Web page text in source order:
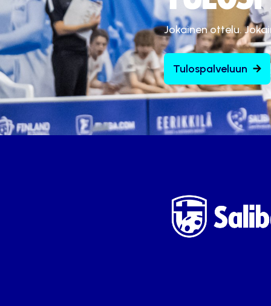
Jokainen ottelu.
Tulospalveluun